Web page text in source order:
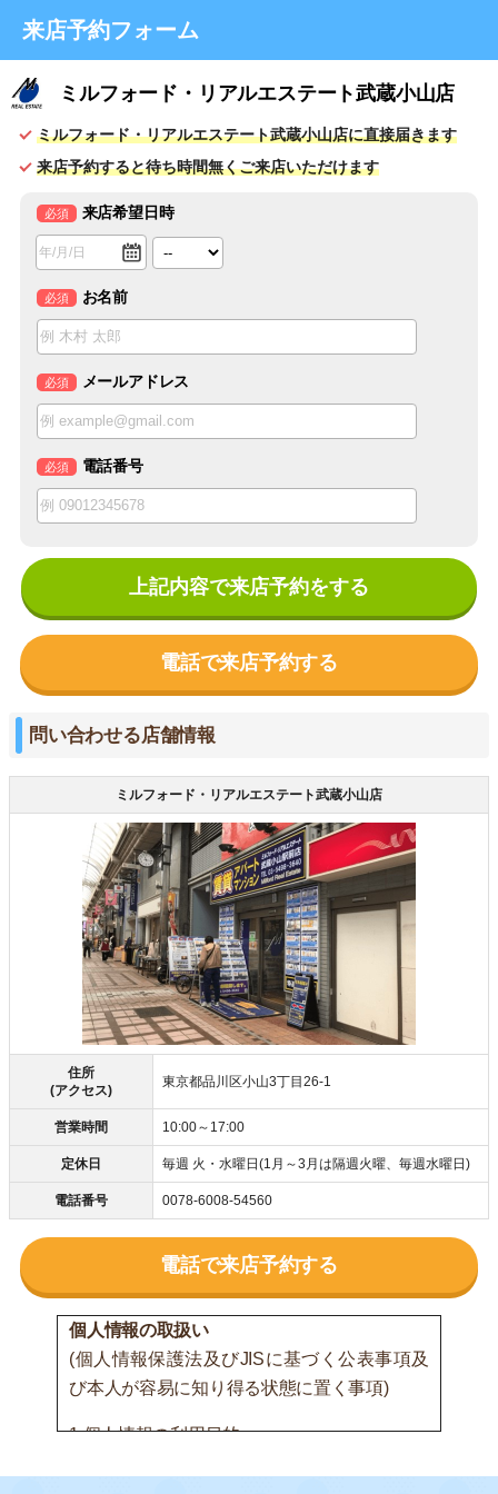
来店予約フォーム
ミルフォード・リアルエステート武蔵小山店
ミルフォード・リアルエステート武蔵小山店に直接届きます
来店予約すると待ち時間無くご来店いただけます
必須 来店希望日時
必須 お名前
必須 メールアドレス
必須 電話番号
上記内容で来店予約をする
電話で来店予約する
問い合わせる店舗情報
ミルフォード・リアルエステート武蔵小山店
住所
(アクセス)
東京都品川区小山3丁目26-1
営業時間 10:00～17:00
定休日 毎週 火・水曜日(1月～3月は隔週火曜、毎週水曜日)
電話番号 0078-6008-54560
電話で来店予約する
個人情報の取扱い
(個人情報保護法及びJISに基づく公表事項及
び本人が容易に知り得る状態に置く事項)
1.個人情報の利用目的
(1) 間接的に取得する個人情報または書面以外